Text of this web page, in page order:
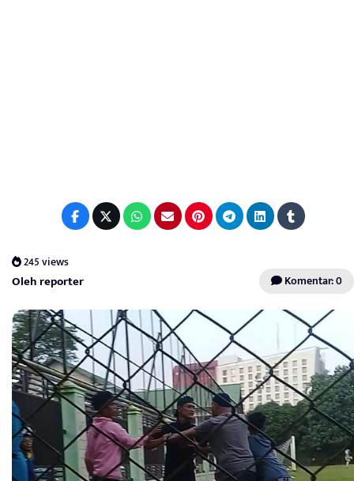
245 views
Oleh reporter Komentar: 0